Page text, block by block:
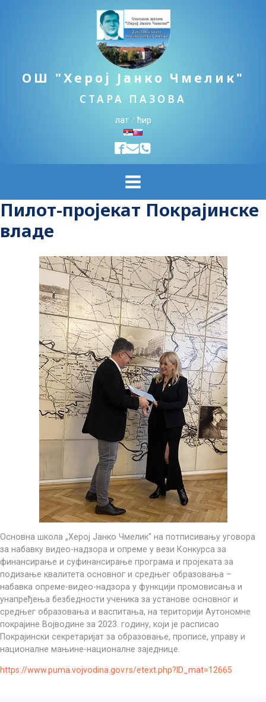
ОШ "Херој Јанко Чмелик"
СТАРА ПАЗОВА
лат/ћир
Пилот-пројекат Покрајинске
владе
Основна школа „Херој Јанко Чмелик“ на потписивању уговора
за набавку видео-надзора и опреме у вези Конкурса за
финансирање и суфинансирање програма и пројеката за
подизање квалитета основног и средњег образовања –
набавка опреме-видео-надзора у функцији промовисања и
унапређења безбедности ученика за установе основног и
средњег образовања и васпитања, на територији Аутономне
покрајине Војводине за 2023. годину, који је расписао
Покрајински секретаријат за образовање, прописе, управу и
националне мањине-националне заједнице.
https://www.puma.vojvodina.gov.rs/etext.php?ID_mat=12665